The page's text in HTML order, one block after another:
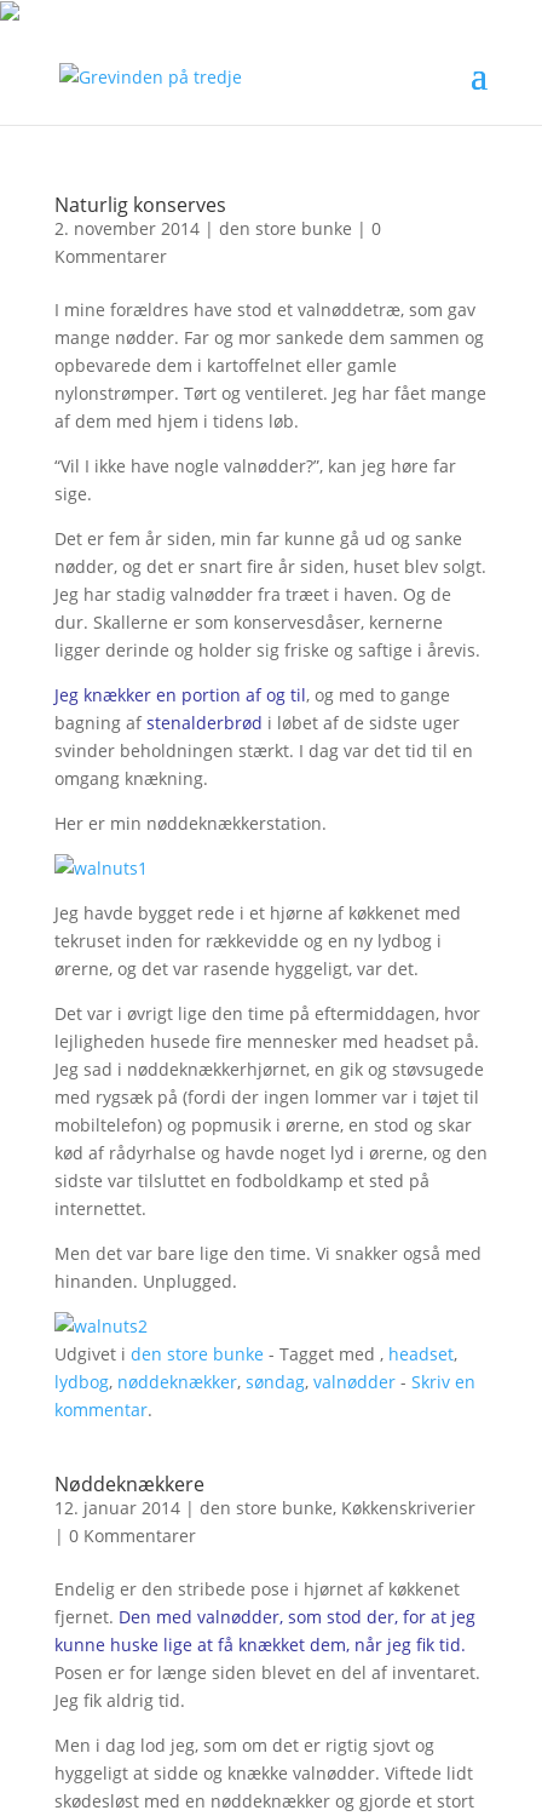
Naturlig konserves
2. november 2014| den store bunke | 0
Kommentarer
I mine forældres have stod et valnøddetræ, som gav
mange nødder. Far og mor sankede dem sammen og
opbevarede dem i kartoffelnet eller gamle
nylonstrømper. Tørt og ventileret. Jeg har fået mange
af dem med hjem i tidens løb.
“Vil I ikke have nogle valnødder?”, kan jeg høre far
sige.
Det er fem år siden, min far kunne gå ud og sanke
nødder, og det er snart fire år siden, huset blev solgt.
Jeg har stadig valnødder fra træet i haven. Og de
dur. Skallerne er som konservesdåser, kernerne
ligger derinde og holder sig friske og saftige i årevis.
Jeg knækker en portion af og til, og med to gange
bagning afstenalderbrød i løbet af de sidste uger
svinder beholdningen stærkt. I dag var det tid til en
omgang knækning.
Her er min nøddeknækkerstation.
Jeg havde bygget rede i et hjørne af køkkenet med
tekruset inden for rækkevidde og en ny lydbog i
ørerne, og det var rasende hyggeligt, var det.
Det var i øvrigt lige den time på eftermiddagen, hvor
lejligheden husede fire mennesker med headset på.
Jeg sad i nøddeknækkerhjørnet, en gik og støvsugede
med rygsæk på (fordi der ingen lommer var i tøjet til
mobiltelefon) og popmusik i ørerne, en stod og skar
kød af rådyrhalse og havde noget lyd i ørerne, og den
sidste var tilsluttet en fodboldkamp et sted på
internettet.
Men det var bare lige den time. Vi snakker også med
hinanden. Unplugged.
Udgivet i den store bunke - Tagget med , headset,
lydbog, nøddeknækker, søndag, valnødder- Skriv en
kommentar.
Nøddeknækkere
12. januar 2014| den store bunke, Køkkenskriverier
| 0 Kommentarer
Endelig er den stribede pose i hjørnet af køkkenet
fjernet. Den med valnødder, som stod der, for at jeg
kunne huske lige at få knækket dem, når jeg fik tid.
Posen er for længe siden blevet en del af inventaret.
Jeg fik aldrig tid.
Men i dag lod jeg, som om det er rigtig sjovt og
hyggeligt at sidde og knække valnødder. Viftede lidt
skødesløst med en nøddeknækker og gjorde et stort